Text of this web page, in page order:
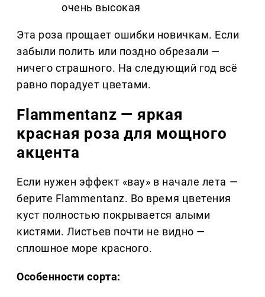
очень высокая
Эта роза прощает ошибки новичкам. Если
забыли полить или поздно обрезали —
ничего страшного. На следующий год всё
равно порадует цветами.
Flammentanz — яркая
красная роза для мощного
акцента
Если нужен эффект «вау» в начале лета —
берите Flammentanz. Во время цветения
куст полностью покрывается алыми
кистями. Листьев почти не видно —
сплошное море красного.
Особенности сорта: